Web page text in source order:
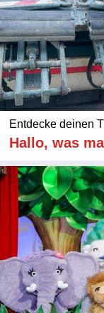
Entdecke deinen
Hallo, was